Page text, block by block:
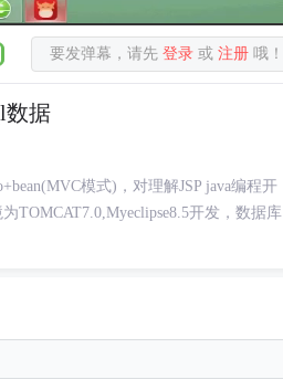
要发弹幕，请先登录 或注册 哦！
数据
模式)，对理解JSP java编程开
TOMCAT7.0,Myeclipse8.5开发，数据库